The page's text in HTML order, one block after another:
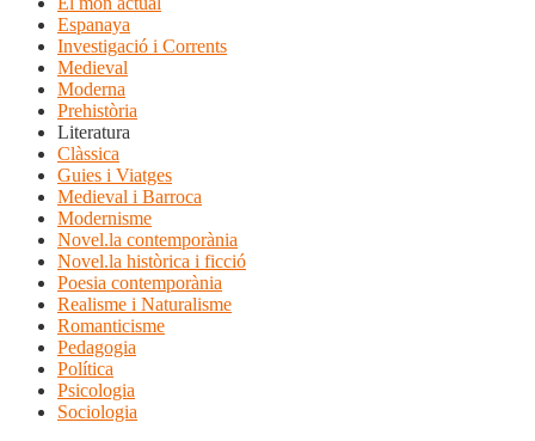
Espanaya
Investigació i Corrents
Medieval
Moderna
Prehistòria
Literatura
Clàssica
Guies i Viatges
Medieval i Barroca
Modernisme
Novel.la contemporània
Novel.la històrica i ficció
Poesia contemporània
Realisme i Naturalisme
Romanticisme
Pedagogia
Política
Psicologia
Sociologia